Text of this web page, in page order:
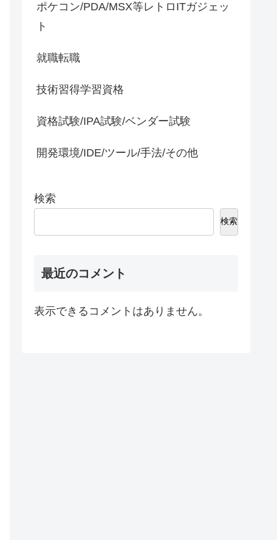
ポケコン/PDA/MSX等レトロITガジェッ
ト
就職転職
技術習得学習資格
資格試験/IPA試験/ベンダー試験
開発環境/IDE/ツール/手法/その他
検索
検索
最近のコメント
表示できるコメントはありません。